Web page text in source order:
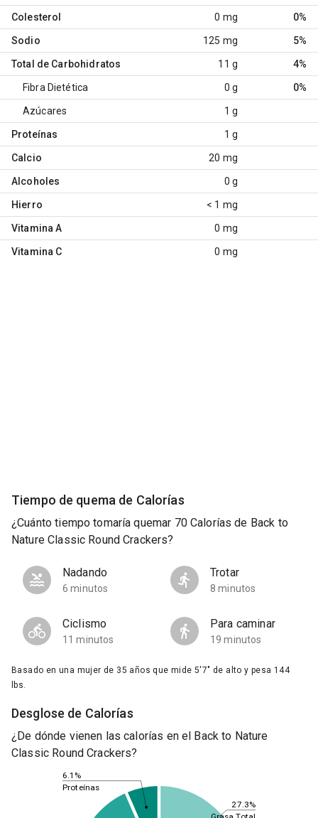
Colesterol 0 mg 0%
Sodio 125 mg 5%
Total de Carbohidratos 11 g 4%
Fibra Dietética 0 g 0%
Azúcares 1 g
Proteínas 1 g
Calcio 20 mg
Alcoholes 0 g
Hierro < 1 mg
Vitamina A 0 mg
Vitamina C 0 mg
Tiempo de quema de Calorías
¿Cuánto tiempo tomaría quemar 70 Calorías de Back to
Nature Classic Round Crackers?
Nadando
6 minutos
Trotar
8 minutos
Ciclismo
11 minutos
Para caminar
19 minutos
Basado en una mujer de 35 años que mide 5'7" de alto y pesa 144
lbs.
Desglose de Calorías
¿De dónde vienen las calorías en el Back to Nature
Classic Round Crackers?
27.3%
6.1%
Proteínas